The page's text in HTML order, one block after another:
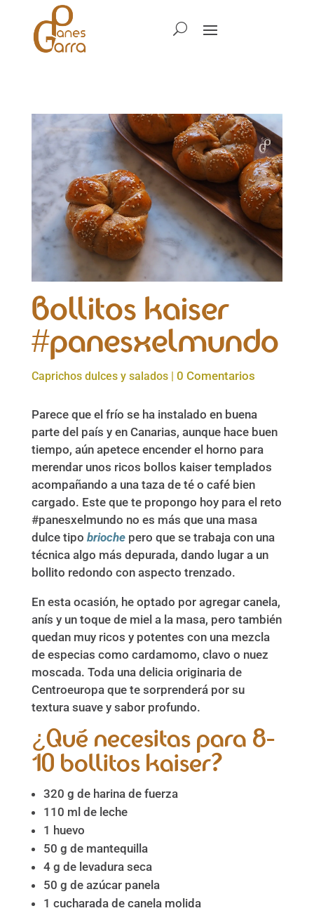
Bollitos kaiser
#panesxelmundo
Caprichos dulces y salados| 0 Comentarios
Parece que el frío se ha instalado en buena
parte del país y en Canarias, aunque hace buen
tiempo, aún apetece encender el horno para
merendar unos ricos bollos kaiser templados
acompañando a una taza de té o café bien
cargado. Este que te propongo hoy para el reto
#panesxelmundo no es más que una masa
dulce tipo briochepero que se trabaja con una
técnica algo más depurada, dando lugar a un
bollito redondo con aspecto trenzado.
En esta ocasión, he optado por agregar canela,
anís y un toque de miel a la masa, pero también
quedan muy ricos y potentes con una mezcla
de especias como cardamomo, clavo o nuez
moscada. Toda una delicia originaria de
Centroeuropa que te sorprenderá por su
textura suave y sabor profundo.
¿Qué necesitas para 8-
10 bollitos kaiser?
320 g de harina de fuerza
110 ml de leche
1 huevo
50 g de mantequilla
4 g de levadura seca
50 g de azúcar panela
1 cucharada de canela molida